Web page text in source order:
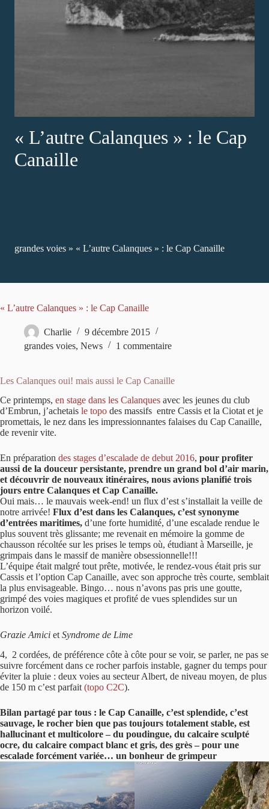
« L’autre Calanques » : le Cap
Canaille
grandes voies » « L’autre Calanques » : le Cap Canaille
« L’autre Calanques » : le Cap Canaille
Charlie
9 décembre 2015
grandes voies, News 1 commentaire
Les Calanques oui! mais aussi le Cap Canaille
Ce printemps, en stage dans les Calanques avec les jeunes du club
d’Embrun, j’achetais le topo des massifs entre Cassis et la Ciotat et je
promettais, le nez dans les impressionnantes falaises du Cap Canaille,
de revenir vite.
En préparation des stages d’escalade de debut 2016, pour profiter
aussi de la douceur persistante, prendre un grand bol d’air marin,
et découvrir de nouveaux itinéraires, nous avions planifié trois
jours entre Calanques et Cap Canaille.
Oui mais… le mauvais week-end! un flux d’est s’installait la veille de
notre arrivée! Flux d’est dans les Calanques, c’est synonyme
d’entrées maritimes, d’une forte humidité, d’une escalade rendue le
plus souvent très glissante; me revenait en mémoire la gomme de
chausson récoltée sur les prises le temps où, étudiant à Marseille, je
grimpais dans le massif de manière obsessionnelle!!!
L’équipe était malgré tout prête, motivée, le rendez-vous était pris sur
Cassis et l’option Cap Canaille, avec son approche très courte, semblait
la plus envisageable. Bingo… nous n’avons pas pris une goutte,
grimpé des voies magiques et profité de vues splendides sur un
horizon voilé.
Grazie Amici et Syndrome de Lime
4, 2 cordées, de préférence côte à côte pour se voir, se parler, ne pas se
suivre forcément dans ce rocher parfois instable, gagner du temps pour
éviter la pluie : deux voies au secteur Albert, de niveau moyen, de plus
de 150 m c’est parfait (topo C2C).
Bilan partagé par tous : le Cap Canaille, c’est splendide, c’est
sauvage, le rocher bien que pas toujours totalement stable, est
hallucinant et multicolore – du poudingue, du calcaire sculpté
ocre, du calcaire compact blanc et gris, des grès – pour une
escalade forcément variée… un bonheur de grimpeur